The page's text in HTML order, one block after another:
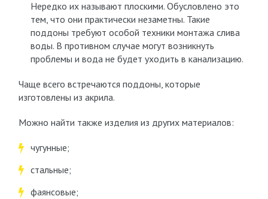
Нередко их называют плоскими. Обусловлено это
тем, что они практически незаметны. Такие
поддоны требуют особой техники монтажа слива
воды. В противном случае могут возникнуть
проблемы и вода не будет уходить в канализацию.
Чаще всего встречаются поддоны, которые
изготовлены из акрила.
Можно найти также изделия из других материалов:
чугунные;
стальные;
фаянсовые;